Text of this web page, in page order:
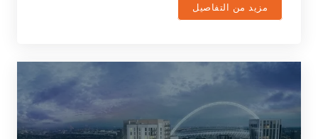
مزيد من التفاصيل